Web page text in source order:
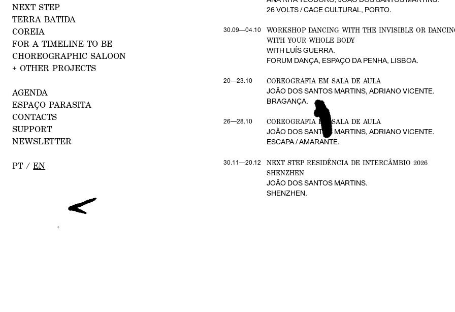
NEXT STEP
TERRA BATIDA
COREIA
FOR A TIMELINE TO BE
CHOREOGRAPHIC SALOON
+ OTHER PROJECTS
AGENDA
ESPAÇO PARASITA
CONTACTS
SUPPORT
NEWSLETTER
PT /EN
26 VOLTS / CACE CULTURAL, PORTO.
30.09—04.10
WORKSHOP DANCING WITH THE INVISIBLE OR
WITH YOUR WHOLE BODY
WITH LUÍS GUERRA.
FORUM DANÇA, ESPAÇO DA PENHA, LISBOA.
20—23.10
COREOGRAFIA EM SALA DE AULA
JOÃO DOS SANTOS MARTINS, ADRIANO VICENTE.
BRAGANÇA.
26—28.10
COREOGRAFIA EM SALA DE AULA
JOÃO DOS SANTOS MARTINS, ADRIANO VICENTE.
ESCAPA / AMARANTE.
30.11—20.12
NEXT STEP RESIDÊNCIA DE INTERCÂMBIO 2026
SHENZHEN
JOÃO DOS SANTOS MARTINS.
SHENZHEN.